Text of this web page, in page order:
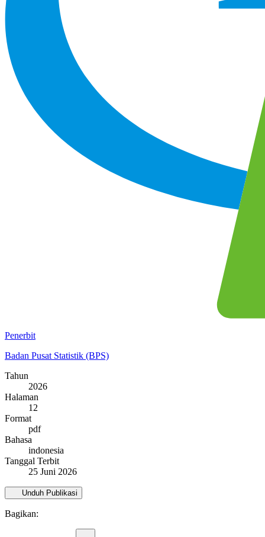
Penerbit
Badan Pusat Statistik (BPS)
Tahun
2026
Halaman
12
Format
pdf
Bahasa
indonesia
Tanggal Terbit
25 Juni 2026
Unduh Publikasi
Bagikan: